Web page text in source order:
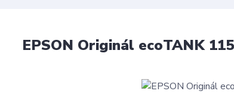
EPSON Originál ecoTANK